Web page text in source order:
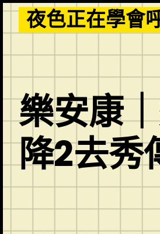
Skip
to
content
夜色正在學會
樂安康
降2去秀